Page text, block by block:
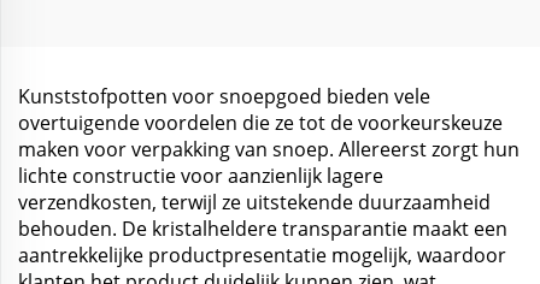
Kunststofpotten voor snoepgoed bieden vele
overtuigende voordelen die ze tot de voorkeurskeuze
maken voor verpakking van snoep. Allereerst zorgt hun
lichte constructie voor aanzienlijk lagere
verzendkosten, terwijl ze uitstekende duurzaamheid
behouden. De kristalheldere transparantie maakt een
aantrekkelijke productpresentatie mogelijk, waardoor